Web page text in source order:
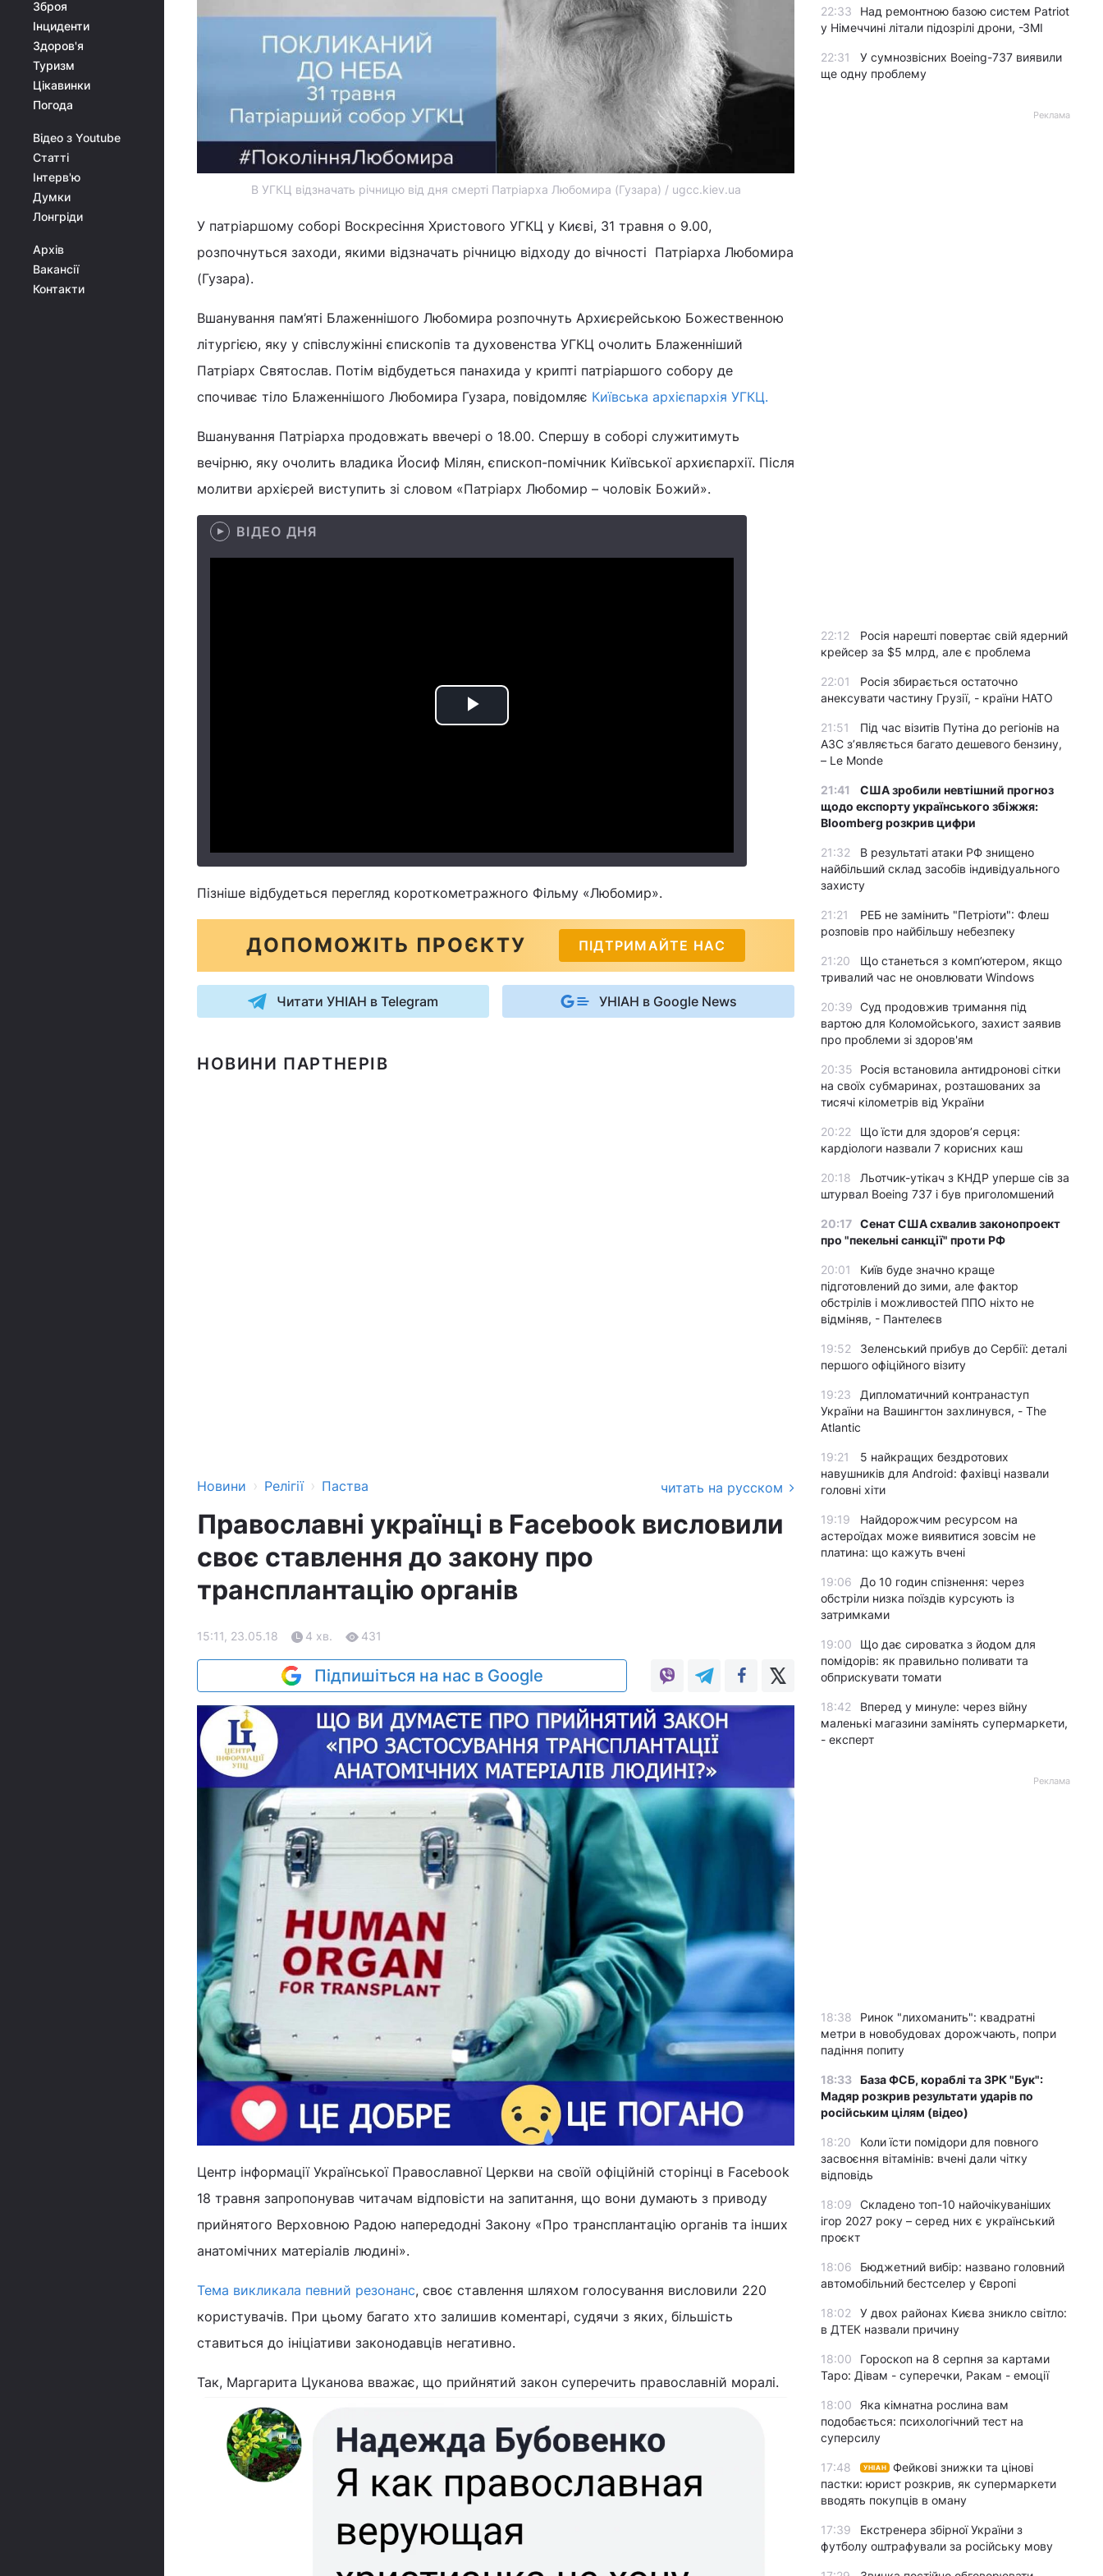
Зброя
Інциденти
Здоров'я
Туризм
Цікавинки
Погода
Відео з Youtube
Статті
Інтерв'ю
Думки
Лонгріди
Архів
Вакансії
Контакти
В УГКЦ відзначать річницю від дня смерті Патріарха Любомира (Гузара) / ugcc.kiev.ua
У патріаршому соборі Воскресіння Христового УГКЦ у Києві, 31 травня о 9.00,
розпочнуться заходи, якими відзначать річницю відходу до вічності Патріарха Любомира
(Гузара).
Вшанування пам’яті Блаженнішого Любомира розпочнуть Архиєрейською Божественною
літургією, яку у співслужінні єпископів та духовенства УГКЦ очолить Блаженніший
Патріарх Святослав. Потім відбудеться панахида у крипті патріаршого собору де
спочиває тіло Блаженнішого Любомира Гузара, повідомляє Київська архієпархія УГКЦ.
Вшанування Патріарха продовжать ввечері о 18.00. Спершу в соборі служитимуть
вечірню, яку очолить владика Йосиф Мілян, єпископ-помічник Київської архиєпархії. Після
молитви архієрей виступить зі словом «Патріарх Любомир – чоловік Божий».
ВІДЕО ДНЯ
Play
Пізніше відбудеться перегляд короткометражного Фільму «Любомир».
ДОПОМОЖІТЬ ПРОЄКТУ ПІДТРИМАЙТЕ НАС
Читати УНІАН в Telegram УНІАН в Google News
НОВИНИ ПАРТНЕРІВ
Новини › Релігії › Паства читать на русском
Православні українці в Facebook висловили
своє ставлення до закону про
трансплантацію органів
15:11, 23.05.18 4 хв. 431
Підпишіться на нас в Google
Центр інформації Української Православної Церкви на своїй офіційній сторінці в Facebook
18 травня запропонував читачам відповісти на запитання, що вони думають з приводу
прийнятого Верховною Радою напередодні Закону «Про трансплантацію органів та інших
анатомічних матеріалів людині».
Тема викликала певний резонанс, своє ставлення шляхом голосування висловили 220
користувачів. При цьому багато хто залишив коментарі, судячи з яких, більшість
ставиться до ініціативи законодавців негативно.
Так, Маргарита Цуканова вважає, що прийнятий закон суперечить православній моралі.
22:33
Над ремонтною базою систем Patriot
у Німеччині літали підозрілі дрони, -ЗМІ
22:31
У сумнозвісних Boeing-737 виявили
ще одну проблему
Реклама
22:12
Росія нарешті повертає свій ядерний
крейсер за $5 млрд, але є проблема
22:01
Росія збирається остаточно
анексувати частину Грузії, - країни НАТО
21:51
Під час візитів Путіна до регіонів на
АЗС з’являється багато дешевого бензину,
– Le Monde
21:41
США зробили невтішний прогноз
щодо експорту українського збіжжя:
Bloomberg розкрив цифри
21:32
В результаті атаки РФ знищено
найбільший склад засобів індивідуального
захисту
21:21
РЕБ не замінить "Петріоти": Флеш
розповів про найбільшу небезпеку
21:20
Що станеться з комп’ютером, якщо
тривалий час не оновлювати Windows
20:39 Суд продовжив тримання під
вартою для Коломойського, захист заявив
про проблеми зі здоров'ям
20:35
Росія встановила антидронові сітки
на своїх субмаринах, розташованих за
тисячі кілометрів від України
20:22
Що їсти для здоров’я серця:
кардіологи назвали 7 корисних каш
20:18
Льотчик-утікач з КНДР уперше сів за
штурвал Boeing 737 і був приголомшений
20:17 Сенат США схвалив законопроект
про "пекельні санкції" проти РФ
20:01
Київ буде значно краще
підготовлений до зими, але фактор
обстрілів і можливостей ППО ніхто не
відміняв, - Пантелеєв
19:52
Зеленський прибув до Сербії: деталі
першого офіційного візиту
19:23
Дипломатичний контранаступ
України на Вашингтон захлинувся, - The
Atlantic
19:21
5 найкращих бездротових
навушників для Android: фахівці назвали
головні хіти
19:19
Найдорожчим ресурсом на
астероїдах може виявитися зовсім не
платина: що кажуть вчені
19:06
До 10 годин спізнення: через
обстріли низка поїздів курсують із
затримками
19:00
Що дає сироватка з йодом для
помідорів: як правильно поливати та
обприскувати томати
18:42
Вперед у минуле: через війну
маленькі магазини замінять супермаркети,
- експерт
Реклама
18:38
Ринок "лихоманить": квадратні
метри в новобудовах дорожчають, попри
падіння попиту
18:33 База ФСБ, кораблі та ЗРК "Бук":
Мадяр розкрив результати ударів по
російським цілям (відео)
18:20
Коли їсти помідори для повного
засвоєння вітамінів: вчені дали чітку
відповідь
18:09
Складено топ-10 найочікуваніших
ігор 2027 року – серед них є український
проєкт
18:06
Бюджетний вибір: названо головний
автомобільний бестселер у Європі
18:02
У двох районах Києва зникло світло:
в ДТЕК назвали причину
18:00
Гороскоп на 8 серпня за картами
Таро: Дівам - суперечки, Ракам - емоції
18:00
Яка кімнатна рослина вам
подобається: психологічний тест на
суперсилу
17:48 УНІАН
Фейкові знижки та цінові
пастки: юрист розкрив, як супермаркети
вводять покупців в оману
17:39
Екстренера збірної України з
футболу оштрафували за російську мову